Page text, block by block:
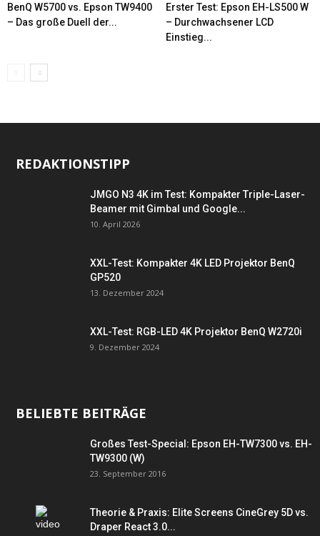
BenQ W5700 vs. Epson TW9400
– Das große Duell der...
Erster Test: Epson EH-LS500 W
– Durchwachsener LCD
Einstieg...
REDAKTIONSTIPP
JMGO N3 4K im Test: Kompakter Triple-Laser-
Beamer mit Gimbal und Google...
10. April 2026
XXL-Test: Kompakter 4K LED Projektor BenQ
GP520
13. Dezember 2024
XXL-Test: RGB-LED 4K Projektor BenQ W2720i
9. Dezember 2024
BELIEBTE BEITRÄGE
Großes Test-Special: Epson EH-TW7300 vs. EH-
TW9300 (W)
23. September 2016
Theorie & Praxis: Elite Screens CineGrey 5D vs.
Draper React 3.0...